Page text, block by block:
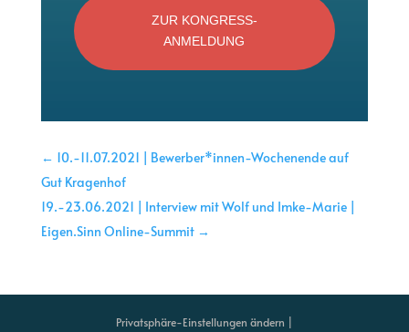
ZUR KONGRESS-
ANMELDUNG
← 10.-11.07.2021 | Bewerber*innen-Wochenende auf
Gut Kragenhof
19.-23.06.2021 | Interview mit Wolf und Imke-Marie |
Eigen.Sinn Online-Summit→
Privatsphäre-Einstellungen ändern |